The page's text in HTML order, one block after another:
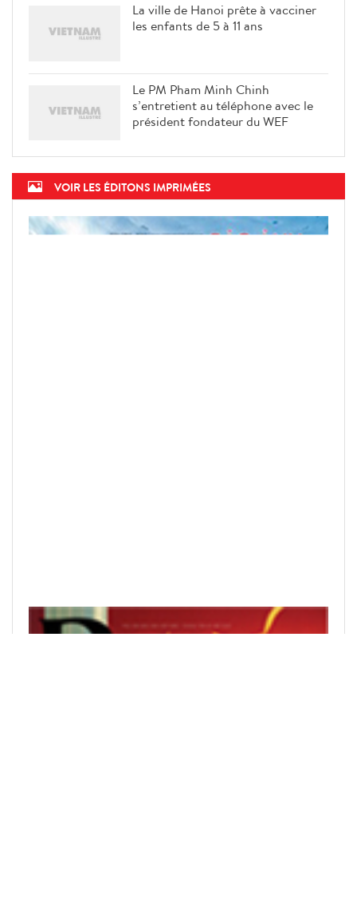
La ville de Hanoi prête à vacciner
les enfants de 5 à 11 ans
Le PM Pham Minh Chinh
s’entretient au téléphone avec le
président fondateur du WEF
VOIR LES ÉDITONS IMPRIMÉES